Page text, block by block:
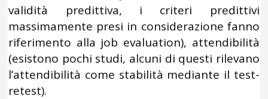
validità predittiva, i criteri predittivi
massimamente presi in considerazione fanno
riferimento alla job evaluation), attendibilità
(esistono pochi studi, alcuni di questi rilevano
l’attendibilità come stabilità mediante il test-
retest).